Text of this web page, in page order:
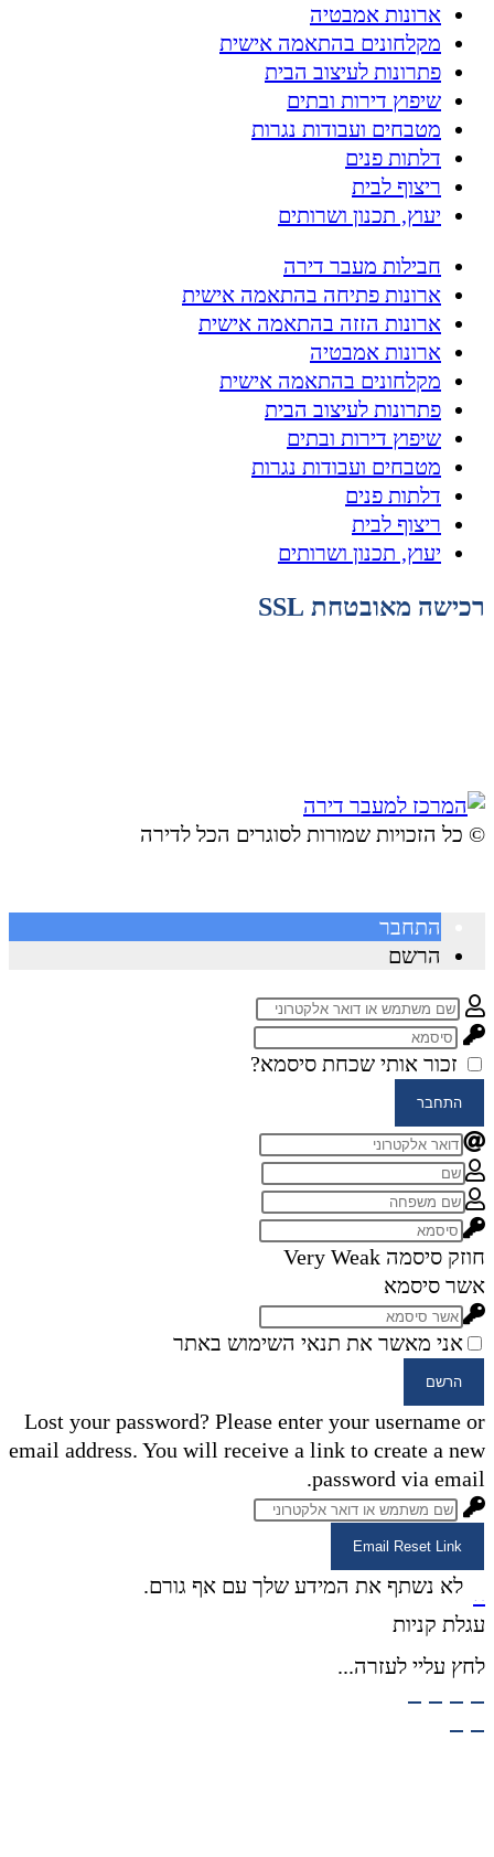
ארונות אמבטיה
מקלחונים בהתאמה אישית
פתרונות לעיצוב הבית
שיפוץ דירות ובתים
מטבחים ועבודות נגרות
דלתות פנים
ריצוף לבית
יעוץ, תכנון ושרותים
חבילות מעבר דירה
ארונות פתיחה בהתאמה אישית
ארונות הזזה בהתאמה אישית
ארונות אמבטיה
מקלחונים בהתאמה אישית
פתרונות לעיצוב הבית
שיפוץ דירות ובתים
מטבחים ועבודות נגרות
דלתות פנים
ריצוף לבית
יעוץ, תכנון ושרותים
רכישה מאובטחת SSL
© ​כל הזכויות שמורות לסוגרים הכל לדירה
התחבר
הרשם
זכור אותי שכחת סיסמא?
התחבר
חוזק סיסמה Very Weak
אשר סיסמא
אני מאשר את תנאי השימוש באתר
הרשם
Lost your password? Please enter your username or
email address. You will receive a link to create a new
password via email.
Email Reset Link
לא נשתף את המידע שלך עם אף גורם.
×
×
עגלת קניות
לחץ עליי לעזרה...